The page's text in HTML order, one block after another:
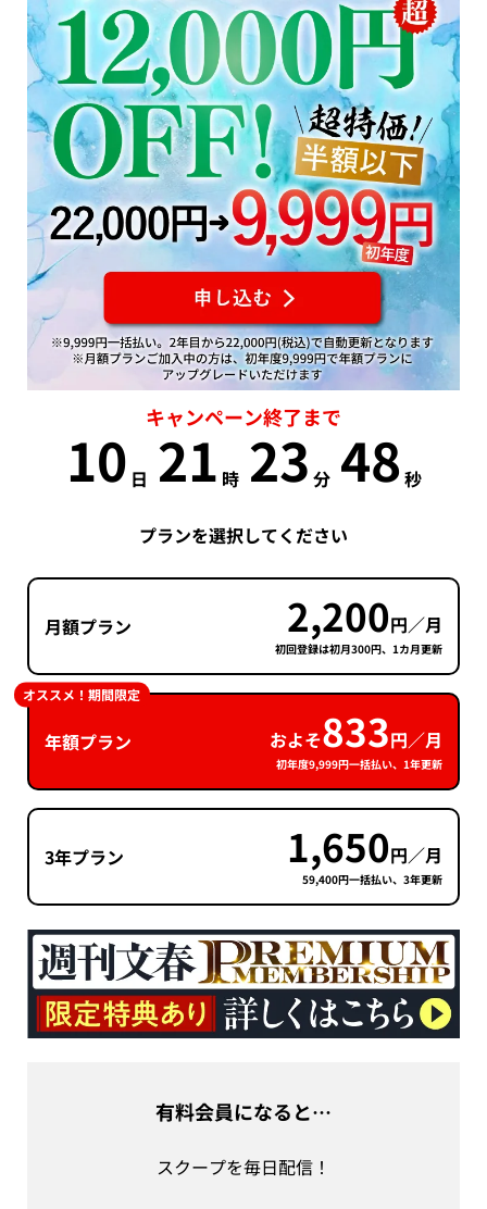
キャンペーン終了まで
10 日 21 時 23 分 48 秒
プランを選択してください
月額プラン 2,200円／月
初回登録は初月300円、1カ月更新
年額プラン およそ833円／月
初年度9,999円一括払い、1年更新
オススメ！期間限定
3年プラン 1,650円／月
59,400円一括払い、3年更新
有料会員になると…
スクープを毎日配信！